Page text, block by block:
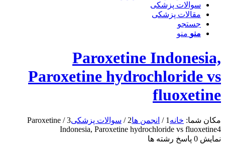
سوالات پزشکی
مقالات پزشکی
جستجو
منو منو
Paroxetine Indonesia,
Paroxetine hydrochloride vs
fluoxetine
مکان شما: خانه 1
/ انجمن ها2
/ سوالات پزشکی3
/
Paroxetine
Indonesia, Paroxetine hydrochloride vs fluoxetine4
نمایش 0 پاسخ رشته ها